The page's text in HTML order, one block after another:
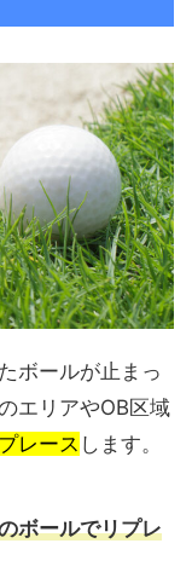
ボールが止まっ
エリアやOB区域
レース します。
ボールでリプレ